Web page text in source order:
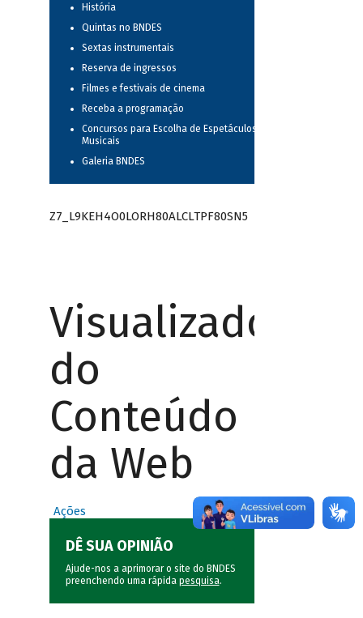
História
Quintas no BNDES
Sextas instrumentais
Reserva de ingressos
Filmes e festivais de cinema
Receba a programação
Concursos para Escolha de Espetáculos
Musicais
Galeria BNDES
Z7_L9KEH4O0LORH80ALCLTPF80SN5
Visualizador
do
Conteúdo
da Web
Ações
DÊ SUA OPINIÃO
Ajude-nos a aprimorar o site do BNDES
preenchendo uma rápida pesquisa.